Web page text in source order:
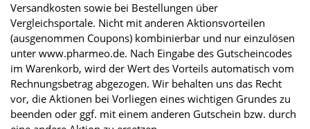
Versandkosten sowie bei Bestellungen über
Vergleichsportale. Nicht mit anderen Aktionsvorteilen
(ausgenommen Coupons) kombinierbar und nur einzulösen
unter www.pharmeo.de. Nach Eingabe des Gutscheincodes
im Warenkorb, wird der Wert des Vorteils automatisch vom
Rechnungsbetrag abgezogen. Wir behalten uns das Recht
vor, die Aktionen bei Vorliegen eines wichtigen Grundes zu
beenden oder ggf. mit einem anderen Gutschein bzw. durch